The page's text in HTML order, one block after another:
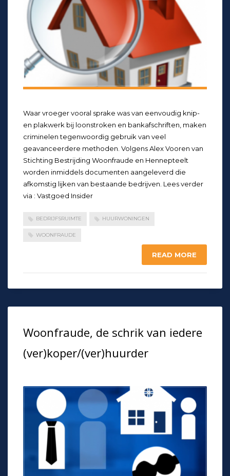
Waar vroeger vooral sprake was van eenvoudig knip-
en plakwerk bij loonstroken en bankafschriften, maken
criminelen tegenwoordig gebruik van veel
geavanceerdere methoden. Volgens Alex Vooren van
Stichting Bestrijding Woonfraude en Hennepteelt
worden inmiddels documenten aangeleverd die
afkomstig lijken van bestaande bedrijven. Lees verder
via : Vastgoed Insider
BEDRIJFSRUIMTE HUURWONINGEN
WOONFRAUDE
READ MORE
Woonfraude, de schrik van iedere
(ver)koper/(ver)huurder